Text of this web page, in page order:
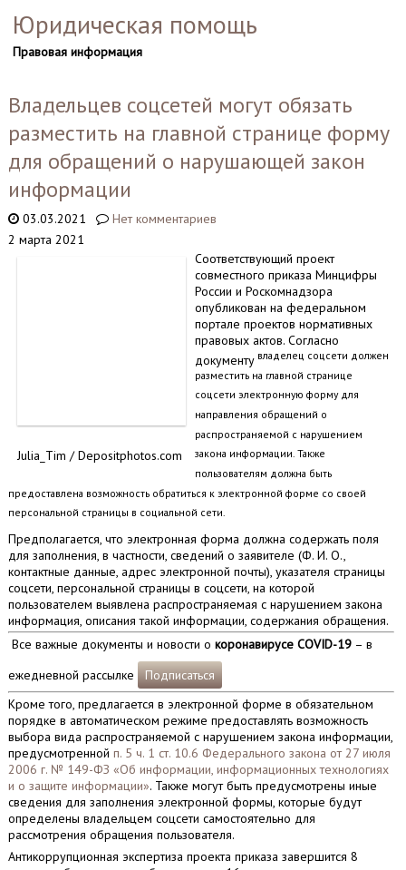
Юридическая помощь
Правовая информация
Владельцев соцсетей могут обязать
разместить на главной странице форму
для обращений о нарушающей закон
информации
03.03.2021
Нет комментариев
2 марта 2021
Julia_Tim / Depositphotos.com
Соответствующий проект
совместного приказа Минцифры
России и Роскомнадзора
опубликован на федеральном
портале проектов нормативных
правовых актов. Согласно
документувладелец соцсети должен
разместить на главной странице
соцсети электронную форму для
направления обращений о
распространяемой с нарушением
закона информации. Также
пользователям должна быть
предоставлена возможность обратиться к электронной форме со своей
персональной страницы в социальной сети.
Предполагается, что электронная форма должна содержать поля
для заполнения, в частности, сведений о заявителе (Ф. И. О.,
контактные данные, адрес электронной почты), указателя страницы
соцсети, персональной страницы в соцсети, на которой
пользователем выявлена распространяемая с нарушением закона
информация, описания такой информации, содержания обращения.
Все важные документы и новости о коронавирусе COVID-19– в
ежедневной рассылке
Подписаться
Кроме того, предлагается в электронной форме в обязательном
порядке в автоматическом режиме предоставлять возможность
выбора вида распространяемой с нарушением закона информации,
предусмотренной п. 5 ч. 1 ст. 10.6 Федерального закона от 27 июля
2006 г. № 149-ФЗ «Об информации, информационных технологиях
и о защите информации». Также могут быть предусмотрены иные
сведения для заполнения электронной формы, которые будут
определены владельцем соцсети самостоятельно для
рассмотрения обращения пользователя.
Антикоррупционная экспертиза проекта приказа завершится 8